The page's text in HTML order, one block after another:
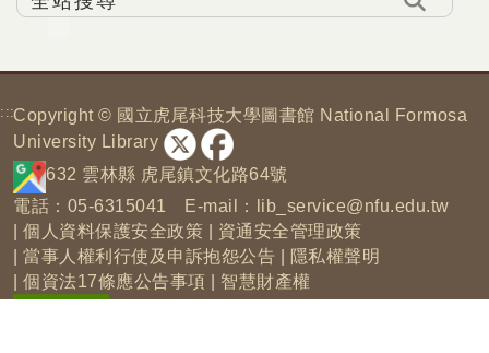
:::Copyright © 國立虎尾科技大學圖書館 National Formosa
University Library
632 雲林縣 虎尾鎮文化路64號
電話：05-6315041 E-mail： lib_service@nfu.edu.tw
|個人資料保護安全政策 | 資通安全管理政策
|當事人權利行使及申訴抱怨公告 | 隱私權聲明
|個資法17條應公告事項 | 智慧財產權